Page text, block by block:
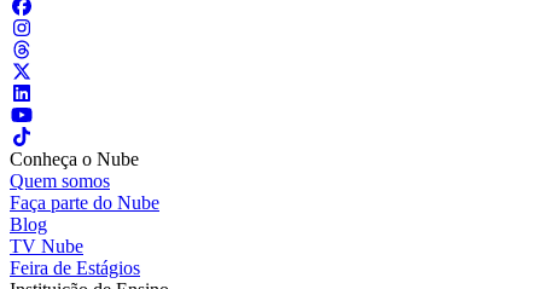
Conheça o Nube
Quem somos
Faça parte do Nube
Blog
TV Nube
Feira de Estágios